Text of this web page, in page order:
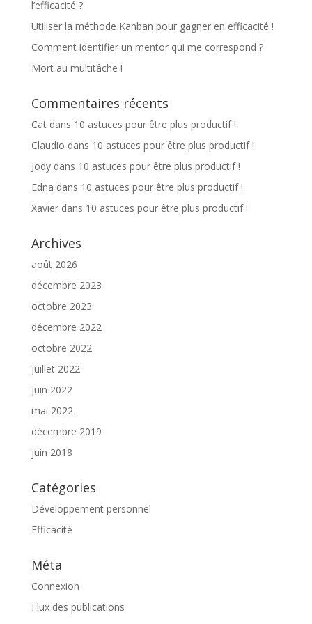
l’efficacité ?
Utiliser la méthode Kanban pour gagner en efficacité !
Comment identifier un mentor qui me correspond ?
Mort au multitâche !
Commentaires récents
Catdans 10 astuces pour être plus productif !
Claudio dans 10 astuces pour être plus productif !
Jodydans 10 astuces pour être plus productif !
Edna dans 10 astuces pour être plus productif !
Xavierdans 10 astuces pour être plus productif !
Archives
août 2026
décembre 2023
octobre 2023
décembre 2022
octobre 2022
juillet 2022
juin 2022
mai 2022
décembre 2019
juin 2018
Catégories
Développement personnel
Efficacité
Méta
Connexion
Flux des publications